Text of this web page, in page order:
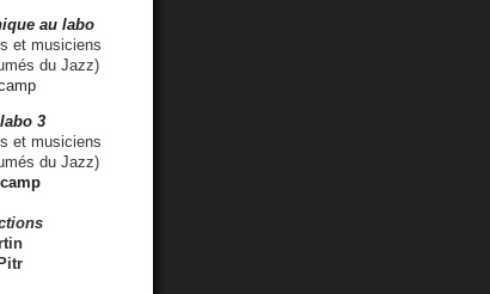
au labo
et musiciens
du Jazz)
3
et musiciens
du Jazz)